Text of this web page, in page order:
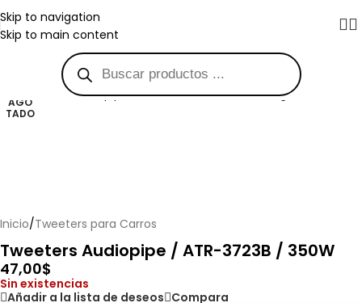
Skip to navigation
Skip to main content
AGO
TADO
Haga clic para ampliar
Inicio/Tweeters para Carros
Tweeters Audiopipe / ATR-3723B / 350W
47,00$
Sin existencias
Añadir a la lista de deseos Compara